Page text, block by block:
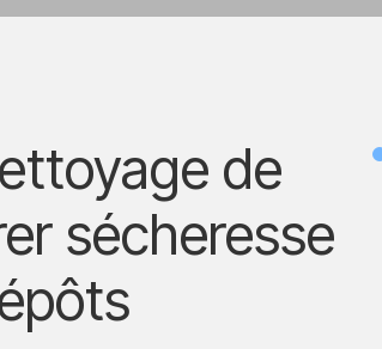
de
sécheresse